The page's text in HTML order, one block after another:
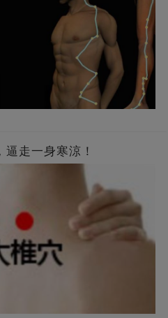
走一身寒涼！